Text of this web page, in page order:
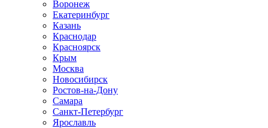
Воронеж
Екатеринбург
Казань
Краснодар
Красноярск
Крым
Москва
Новосибирск
Ростов-на-Дону
Самара
Санкт-Петербург
Ярославль